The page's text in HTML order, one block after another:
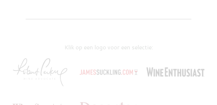
Klik op een logo voor een selectie: